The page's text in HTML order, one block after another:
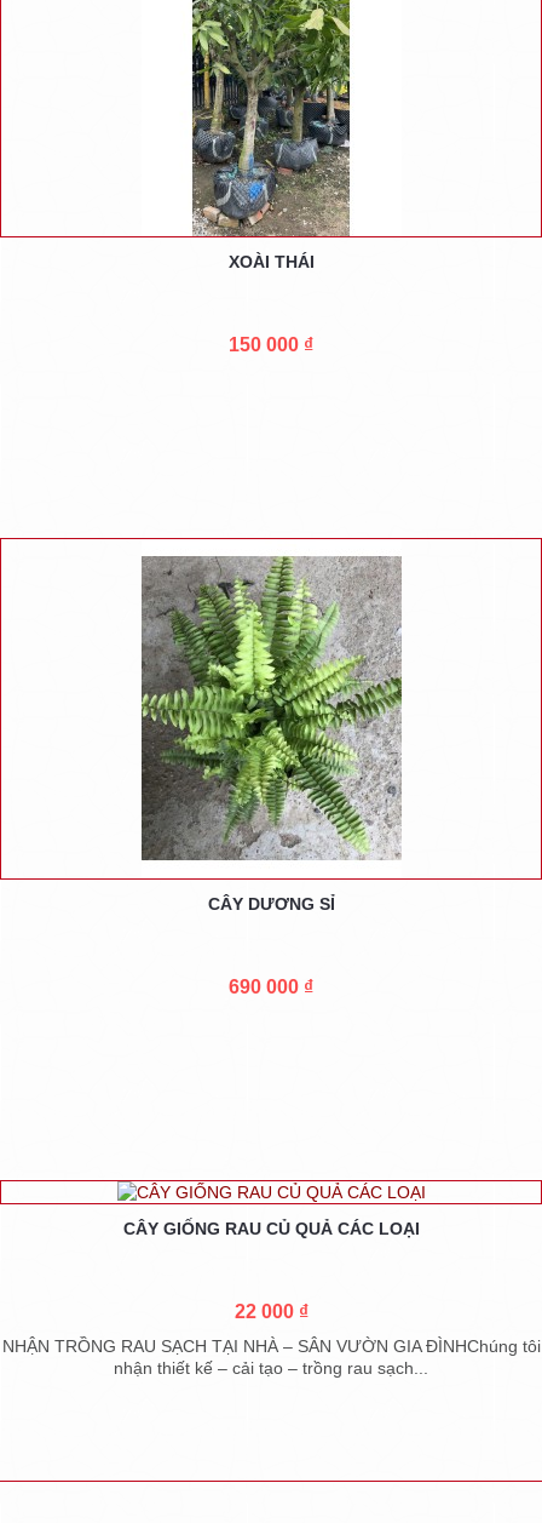
XOÀI THÁI
150 000 ₫
CÂY DƯƠNG SỈ
690 000 ₫
CÂY GIỐNG RAU CỦ QUẢ CÁC LOẠI
22 000 ₫
NHẬN TRỒNG RAU SẠCH TẠI NHÀ – SÂN VƯỜN GIA ĐÌNHChúng tôi
nhận thiết kế – cải tạo – trồng rau sạch...